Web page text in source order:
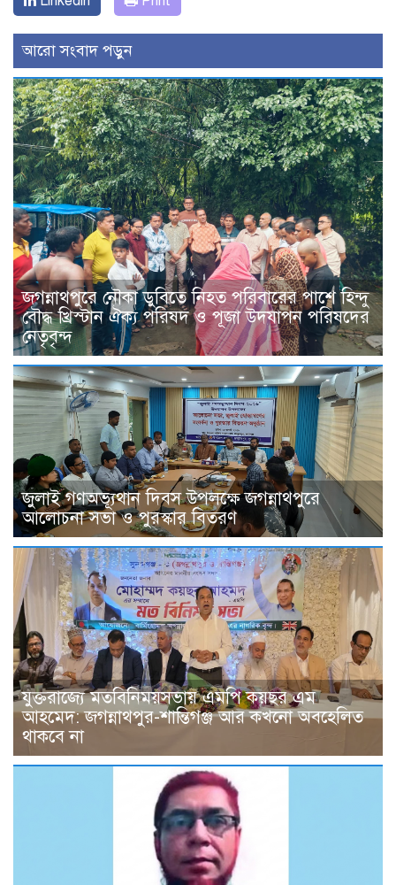
আরো সংবাদ পড়ুন
জগন্নাথপুরে নৌকা ডুবিতে নিহত পরিবারের পাশে হিন্দু
বৌদ্ধ খ্রিস্টান ঐক্য পরিষদ ও পূজা উদযাপন পরিষদের
নেতৃবৃন্দ
জুলাই গণঅভ্যূথান দিবস উপলক্ষে জগন্নাথপুরে
আলোচনা সভা ও পুরস্কার বিতরণ
যুক্তরাজ্যে মতবিনিময়সভায় এমপি কয়ছর এম
আহমেদ: জগন্নাথপুর-শান্তিগঞ্জ আর কখনো অবহেলিত
থাকবে না